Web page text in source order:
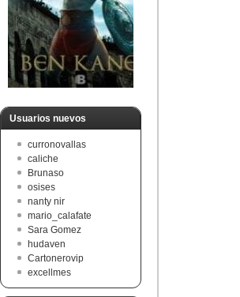
Usuarios nuevos
curronovallas
caliche
Brunaso
osises
nanty nir
mario_calafate
Sara Gomez
hudaven
Cartonerovip
excellmes